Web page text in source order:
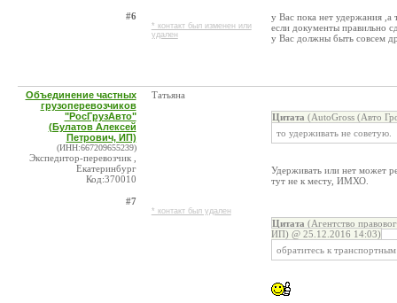
#6
* контакт был изменен или
удален
у Вас пока нет удержания ,а
если документы правильно
у Вас должны быть совсем
Объединение частных
грузоперевозчиков
"РосГрузАвто"
(Булатов Алексей
Петрович, ИП)
(ИНН:667209655239)
Экспедитор-перевозчик ,
Екатеринбург
Код:370010
#7
Татьяна
* контакт был удален
Цитата (AutoGross (Авто
то удерживать не советую.
Удерживать или нет может
тут не к месту, ИМХО.
Цитата (Агентство
ИП) @ 25.12.2016 14:03)
обратитесь к